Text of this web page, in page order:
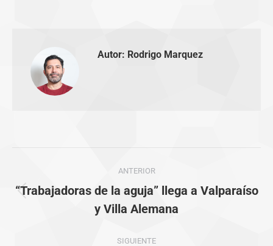
Autor: Rodrigo Marquez
entre
publicaciones
ANTERIOR
Publicación
anterior:
“Trabajadoras de la aguja” llega a Valparaíso
y Villa Alemana
SIGUIENTE